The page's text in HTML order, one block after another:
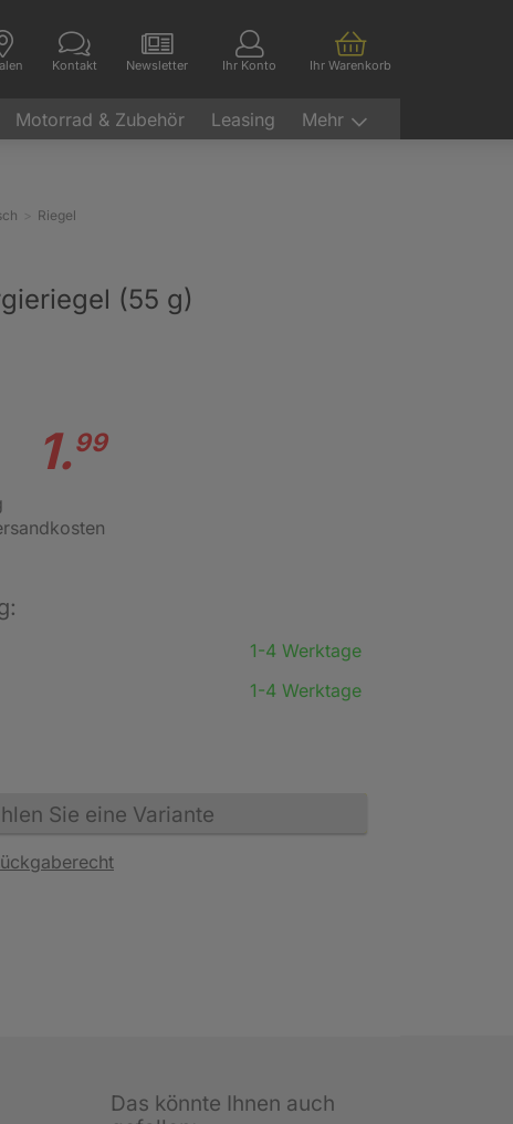
Kontakt Newsletter Ihr Konto Ihr Warenkorb
Motorrad & Zubehör Leasing Mehr
Riegel
(55 g)
1.99
1-4 Werktage
1-4 Werktage
Sie eine Variante
Das könnte Ihnen auch